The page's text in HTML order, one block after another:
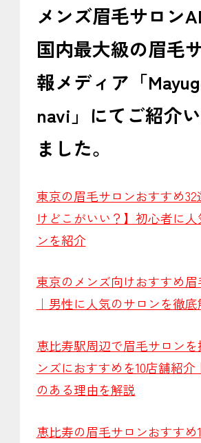
メンズ眉毛サロン
国内最大級の眉毛
報メディア「
navi」にてご紹介
ました。
東京の眉毛サロンおすすめ
けどこがいい？】初心者に人
ンを紹介
東京のメンズ向けおすすめ眉
｜男性に人気のサロンを徹
恵比寿駅周辺で眉毛サロンを
ンズにおすすめを10店舗紹
のある理由を解説
恵比寿の眉毛サロンおすすめ